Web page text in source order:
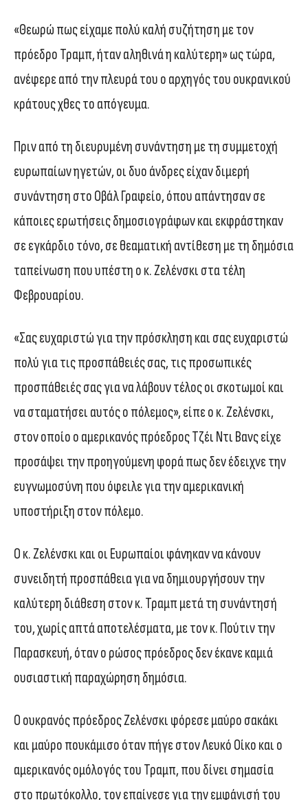
«Θεωρώ πως είχαμε πολύ καλή συζήτηση με τον
πρόεδρο Τραμπ, ήταν αληθινά η καλύτερη» ως τώρα,
ανέφερε από την πλευρά του ο αρχηγός του ουκρανικού
κράτους χθες το απόγευμα.
Πριν από τη διευρυμένη συνάντηση με τη συμμετοχή
ευρωπαίων ηγετών, οι δυο άνδρες είχαν διμερή
συνάντηση στο Οβάλ Γραφείο, όπου απάντησαν σε
κάποιες ερωτήσεις δημοσιογράφων και εκφράστηκαν
σε εγκάρδιο τόνο, σε θεαματική αντίθεση με τη δημόσια
ταπείνωση που υπέστη ο κ. Ζελένσκι στα τέλη
Φεβρουαρίου.
«Σας ευχαριστώ για την πρόσκληση και σας ευχαριστώ
πολύ για τις προσπάθειές σας, τις προσωπικές
προσπάθειές σας για να λάβουν τέλος οι σκοτωμοί και
να σταματήσει αυτός ο πόλεμος», είπε ο κ. Ζελένσκι,
στον οποίο ο αμερικανός πρόεδρος Τζέι Ντι Βανς είχε
προσάψει την προηγούμενη φορά πως δεν έδειχνε την
ευγνωμοσύνη που όφειλε για την αμερικανική
υποστήριξη στον πόλεμο.
Ο κ. Ζελένσκι και οι Ευρωπαίοι φάνηκαν να κάνουν
συνειδητή προσπάθεια για να δημιουργήσουν την
καλύτερη διάθεση στον κ. Τραμπ μετά τη συνάντησή
του, χωρίς απτά αποτελέσματα, με τον κ. Πούτιν την
Παρασκευή, όταν ο ρώσος πρόεδρος δεν έκανε καμιά
ουσιαστική παραχώρηση δημόσια.
Ο ουκρανός πρόεδρος Ζελένσκι φόρεσε μαύρο σακάκι
και μαύρο πουκάμισο όταν πήγε στον Λευκό Οίκο και ο
αμερικανός ομόλογός του Τραμπ, που δίνει σημασία
στο πρωτόκολλο, τον επαίνεσε για την εμφάνισή του